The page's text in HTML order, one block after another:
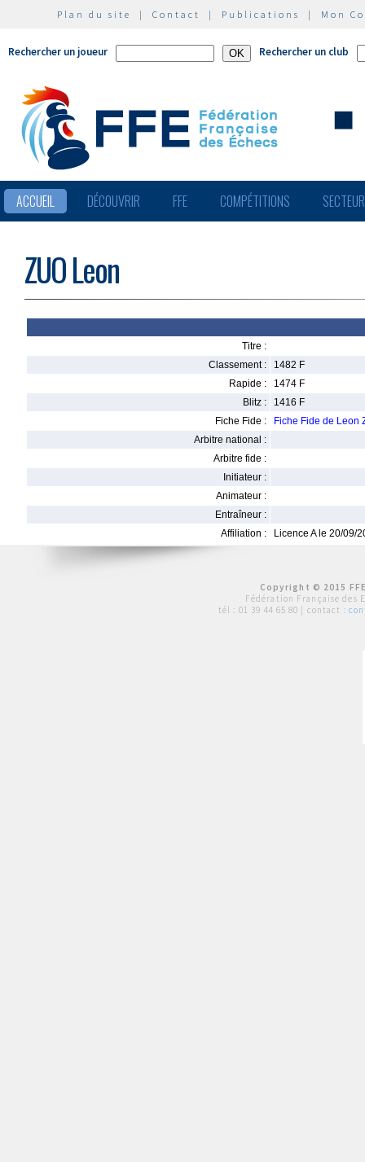
Plan du site | Contact | Publications | Mon
Rechercher un joueur Rechercher un club
ACCUEIL DÉCOUVRIR FFE COMPÉTITIONS
ZUO Leon
Titre :
Classement :
1482 F
Rapide :
1474 F
Blitz :
1416 F
Fiche Fide :
Fiche Fide de Leon
Arbitre national :
Arbitre fide :
Initiateur :
Animateur :
Entraîneur :
Affiliation :
Licence A le 20/09/
Copyright © 2015
Fédération Française des
tél : 01 39 44 65 80 | contact :